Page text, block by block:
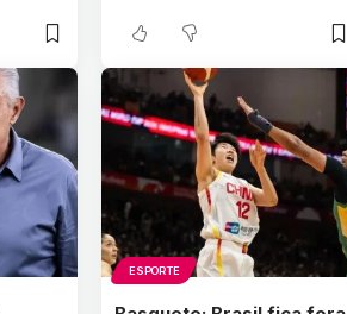
ESPORTE